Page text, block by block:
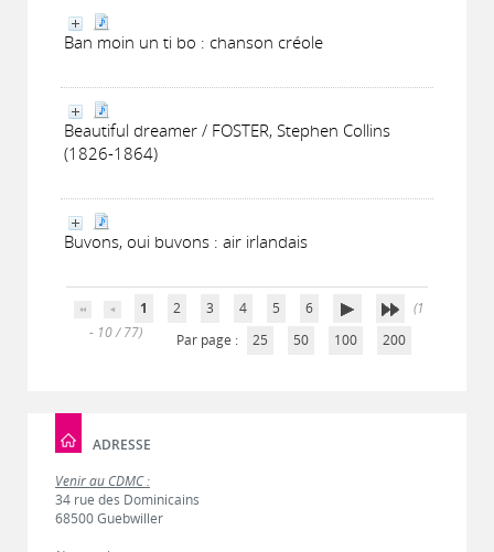
Ban moin un ti bo : chanson créole
Beautiful dreamer / FOSTER, Stephen Collins
(1826-1864)
Buvons, oui buvons : air irlandais
1 2 3 4 5 6
(1
- 10 / 77)
Par page : 25 50 100 200
ADRESSE
Venir au CDMC :
34 rue des Dominicains
68500 Guebwiller